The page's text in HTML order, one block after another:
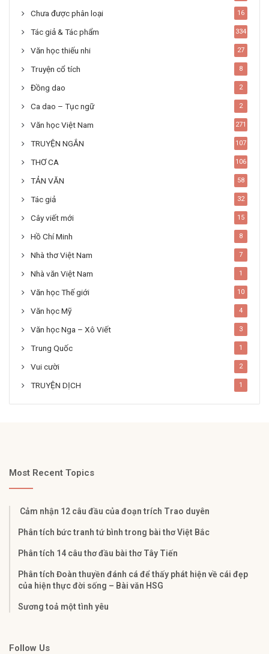
Chưa được phân loại 16
Tác giả & Tác phẩm 334
Văn học thiếu nhi 27
Truyện cổ tích 8
Đồng dao 2
Ca dao – Tục ngữ 2
Văn học Việt Nam 271
TRUYỆN NGẮN 107
THƠ CA 106
TẢN VĂN 58
Tác giả 32
Cây viết mới 15
Hồ Chí Minh 8
Nhà thơ Việt Nam 7
Nhà văn Việt Nam 1
Văn học Thế giới 10
Văn học Mỹ 4
Văn học Nga – Xô Viết 3
Trung Quốc 1
Vui cười 2
TRUYỆN DỊCH 1
Most Recent Topics
Cảm nhận 12 câu đầu của đoạn trích Trao duyên
Phân tích bức tranh tứ bình trong bài thơ Việt Bắc
Phân tích 14 câu thơ đầu bài thơ Tây Tiến
Phân tích Đoàn thuyền đánh cá để thấy phát hiện về cái đẹp
của hiện thực đời sống – Bài văn HSG
Sương toả một tình yêu
Follow Us